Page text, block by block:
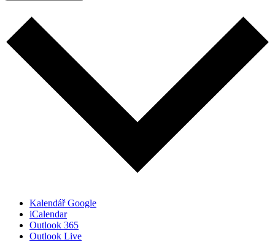
Kalendář Google
iCalendar
Outlook 365
Outlook Live